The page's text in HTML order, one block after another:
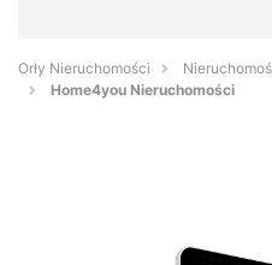
Orły Nieruchomości
Home4you Nieruchomości